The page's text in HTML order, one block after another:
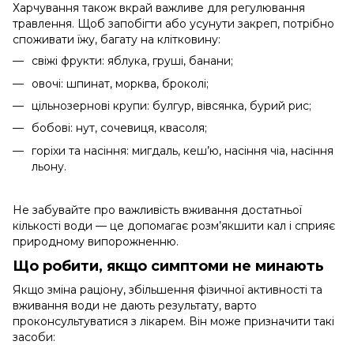
Харчування також вкрай важливе для регулювання
травлення. Щоб запобігти або усунути закреп, потрібно
споживати їжу, багату на клітковину:
свіжі фрукти: яблука, груші, банани;
овочі: шпинат, морква, броколі;
цільнозернові крупи: булгур, вівсянка, бурий рис;
бобові: нут, сочевиця, квасоля;
горіхи та насіння: мигдаль, кеш’ю, насіння чіа, насіння
льону.
Не забувайте про важливість вживання достатньої
кількості води — це допомагає розм’якшити кал і сприяє
природному випорожненню.
Що робити, якщо симптоми не минають
Якщо зміна раціону, збільшення фізичної активності та
вживання води не дають результату, варто
проконсультуватися з лікарем. Він може призначити такі
засоби: